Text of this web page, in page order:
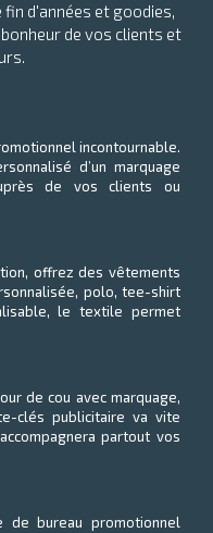
fin d'années et goodies,
de vos clients et
incontournable.
d’un marquage
de vos clients ou
offrez des vêtements
polo, tee-shirt
le textile permet
de cou avec marquage,
clés publicitaire va vite
partout vos
de bureau promotionnel